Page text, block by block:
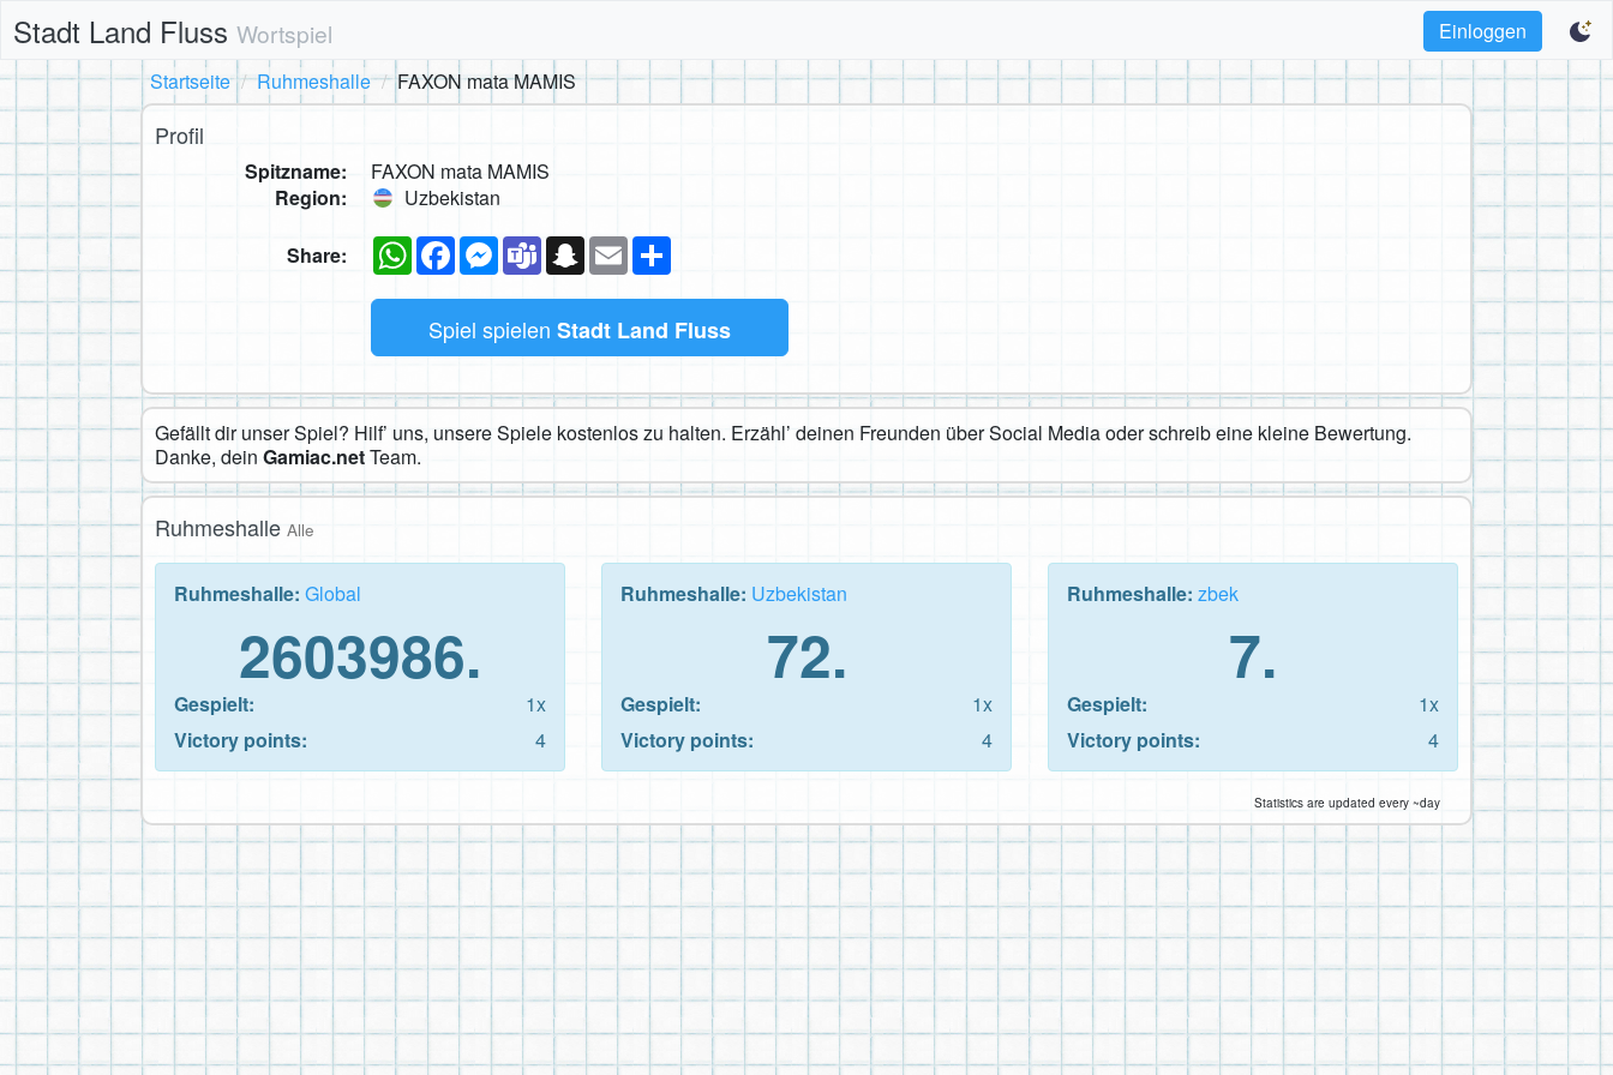
Stadt Land Fluss Wortspiel
Einloggen
Startseite
Ruhmeshalle FAXON mata MAMIS
Profil
Spitzname:
FAXON mata MAMIS
Region:
Uzbekistan
Share: WhatsAppFacebookMessenger
TeamsSnapchat
Email
Spiel spielen Stadt Land Fluss
Gefällt dir unser Spiel? Hilf’ uns, unsere Spiele kostenlos zu halten. Erzähl’ deinen Freunden über Social Media oder schreib eine kleine Bewertung.
Danke, dein Gamiac.netTeam.
Ruhmeshalle Alle
Ruhmeshalle: Global
2603986.
Gespielt:
1x
Victory points:
4
Ruhmeshalle: Uzbekistan
72.
Gespielt:
1x
Victory points:
4
Ruhmeshalle: zbek
7.
Gespielt:
1x
Victory points:
4
Statistics are updated every ~day